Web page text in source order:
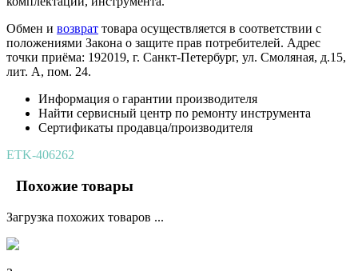
Обмен и возврат товара осуществляется в соответствии с
положениями Закона о защите прав потребителей. Адрес
точки приёма: 192019, г. Санкт-Петербург, ул. Смоляная, д.15,
лит. А, пом. 24.
Информация о гарантии производителя
Найти сервисный центр по ремонту инструмента
Сертификаты продавца/производителя
ETK-406262
Похожие товары
Загрузка похожих товаров ...